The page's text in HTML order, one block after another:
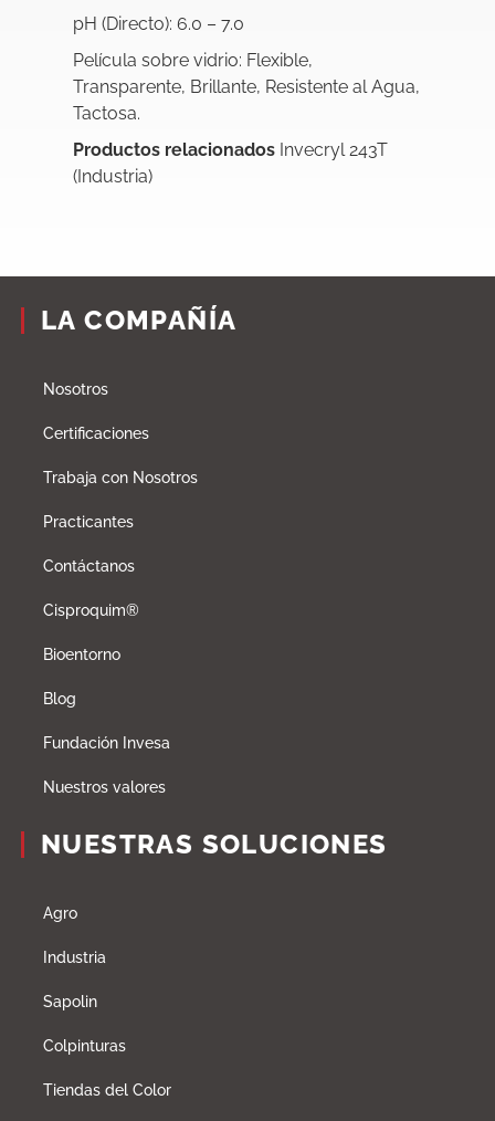
pH (Directo): 6.0 – 7.0
Película sobre vidrio: Flexible,
Transparente, Brillante, Resistente al Agua,
Tactosa.
Productos relacionados Invecryl 243T
(Industria)
LA COMPAÑÍA
Nosotros
Certificaciones
Trabaja con Nosotros
Practicantes
Contáctanos
Cisproquim®
Bioentorno
Blog
Fundación Invesa
Nuestros valores
NUESTRAS SOLUCIONES
Agro
Industria
Sapolin
Colpinturas
Tiendas del Color